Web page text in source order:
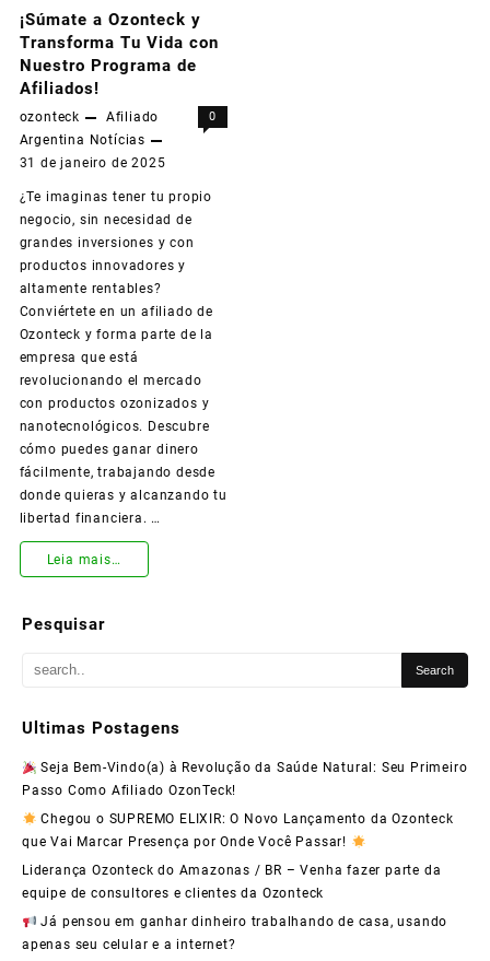
¡Súmate a Ozonteck y
Transforma Tu Vida con
Nuestro Programa de
Afiliados!
ozonteck
Afiliado
Argentina Notícias
31 de janeiro de 2025
0
¿Te imaginas tener tu propio
negocio, sin necesidad de
grandes inversiones y con
productos innovadores y
altamente rentables?
Conviértete en un afiliado de
Ozonteck y forma parte de la
empresa que está
revolucionando el mercado
con productos ozonizados y
nanotecnológicos. Descubre
cómo puedes ganar dinero
fácilmente, trabajando desde
donde quieras y alcanzando tu
libertad financiera. …
¡Súmate
Ozonteck
y
Vida
con
Nuestro
Programa
de
Leia mais…
Pesquisar
Ultimas Postagens
Seja Bem-Vindo(a) à Revolução da Saúde Natural: Seu Primeiro
Passo Como Afiliado OzonTeck!
Chegou o SUPREMO ELIXIR: O Novo Lançamento da Ozonteck
que Vai Marcar Presença por Onde Você Passar!
Liderança Ozonteck do Amazonas / BR – Venha fazer parte da
equipe de consultores e clientes da Ozonteck
Já pensou em ganhar dinheiro trabalhando de casa, usando
apenas seu celular e a internet?